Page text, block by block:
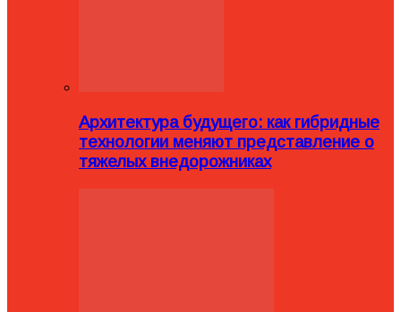
Архитектура будущего: как гибридные
технологии меняют представление о
тяжелых внедорожниках